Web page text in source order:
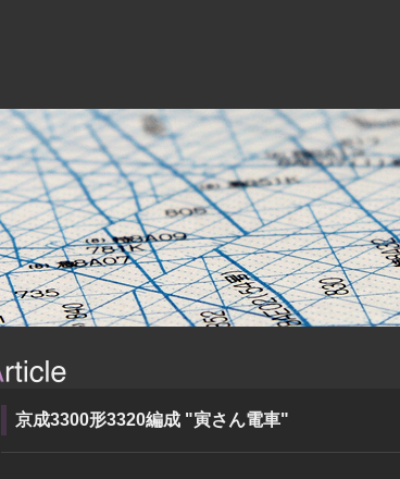
京成3300形3320編成 "寅さん電車"